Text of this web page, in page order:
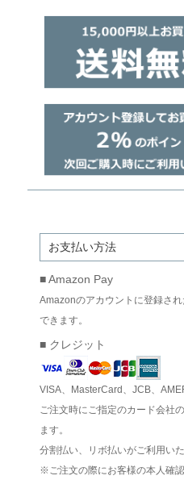
お支払い方法
■ Amazon Pay
Amazonのアカウントに登録さ
できます。
■ クレジット
VISA、MasterCard、JCB、
ご注文時にご指定のカード会社
ます。
分割払い、リボ払いがご利用いた
※ご注文の際にお客様の本人確